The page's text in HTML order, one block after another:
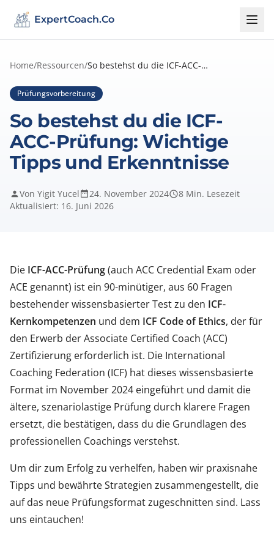
ExpertCoach.Co
Home/Ressourcen/ So bestehst du die ICF-ACC-Prüfung: Wich...
Prüfungsvorbereitung
So bestehst du die ICF-
ACC-Prüfung: Wichtige
Tipps und Erkenntnisse
Von Yigit Yucel 24. November 2024
8 Min. Lesezeit
Aktualisiert: 16. Juni 2026
Die ICF-ACC-Prüfung(auch ACC Credential Exam oder
ACE genannt) ist ein 90-minütiger, aus 60 Fragen
bestehender wissensbasierter Test zu den ICF-
Kernkompetenzen und dem ICF Code of Ethics, der für
den Erwerb der Associate Certified Coach (ACC)
Zertifizierung erforderlich ist. Die International
Coaching Federation (ICF) hat dieses wissensbasierte
Format im November 2024 eingeführt und damit die
ältere, szenariolastige Prüfung durch klarere Fragen
ersetzt, die bestätigen, dass du die Grundlagen des
professionellen Coachings verstehst.
Um dir zum Erfolg zu verhelfen, haben wir praxisnahe
Tipps und bewährte Strategien zusammengestellt, die
auf das neue Prüfungsformat zugeschnitten sind. Lass
uns eintauchen!